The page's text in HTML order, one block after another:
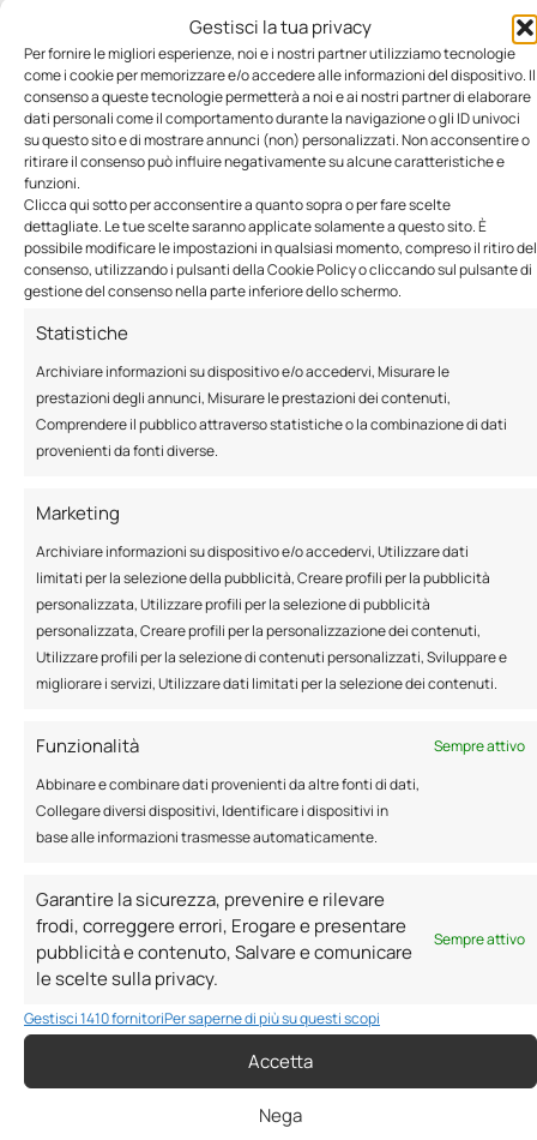
Gestisci la tua privacy
Per fornire le migliori esperienze, noi e i nostri partner utilizziamo tecnologie
come i cookie per memorizzare e/o accedere alle informazioni del dispositivo. Il
consenso a queste tecnologie permetterà a noi e ai nostri partner di elaborare
dati personali come il comportamento durante la navigazione o gli ID univoci
su questo sito e di mostrare annunci (non) personalizzati. Non acconsentire o
ritirare il consenso può influire negativamente su alcune caratteristiche e
funzioni.
Clicca qui sotto per acconsentire a quanto sopra o per fare scelte
dettagliate. Le tue scelte saranno applicate solamente a questo sito. È
possibile modificare le impostazioni in qualsiasi momento, compreso il ritiro del
consenso, utilizzando i pulsanti della Cookie Policy o cliccando sul pulsante di
gestione del consenso nella parte inferiore dello schermo.
Statistiche
Archiviare informazioni su dispositivo e/o accedervi, Misurare le
prestazioni degli annunci, Misurare le prestazioni dei contenuti,
Comprendere il pubblico attraverso statistiche o la combinazione di dati
provenienti da fonti diverse.
Marketing
Archiviare informazioni su dispositivo e/o accedervi, Utilizzare dati
limitati per la selezione della pubblicità, Creare profili per la pubblicità
personalizzata, Utilizzare profili per la selezione di pubblicità
personalizzata, Creare profili per la personalizzazione dei contenuti,
Utilizzare profili per la selezione di contenuti personalizzati, Sviluppare e
migliorare i servizi, Utilizzare dati limitati per la selezione dei contenuti.
Funzionalità
Sempre attivo
Abbinare e combinare dati provenienti da altre fonti di dati,
Collegare diversi dispositivi, Identificare i dispositivi in
base alle informazioni trasmesse automaticamente.
Garantire la sicurezza, prevenire e rilevare
frodi, correggere errori, Erogare e presentare
pubblicità e contenuto, Salvare e comunicare
le scelte sulla privacy.
Sempre attivo
Gestisci 1410 fornitoriPer saperne di più su questi scopi
Accetta
Nega
consumi
Rivestimenti esterni
naturali per migliorare
il comfort.
Materiali naturali
certificati
Rivestimenti esterni
naturali per migliorare
il comfort.
Cookie Policy
Accetto
Scopri la visione
Bioisolare
Un approccio tecnico e sostenibile, che mette al
centro il benessere abitativo, l’efficienza
energetica e l’uso di materiali naturali innovativi.
TESTIMONIANZE
Dicono di NOI